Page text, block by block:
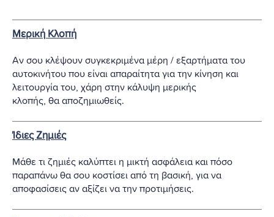
Μερική Κλοπή
Αν σου κλέψουν συγκεκριμένα μέρη / εξαρτήματα του
αυτοκινήτου που είναι απαραίτητα για την κίνηση και
λειτουργία του, χάρη στην κάλυψη μερικής
κλοπής, θα αποζημιωθείς.
Ίδιες Ζημιές
Μάθε τι ζημιές καλύπτει η μικτή ασφάλεια και πόσο
παραπάνω θα σου κοστίσει από τη βασική, για να
αποφασίσεις αν αξίζει να την προτιμήσεις.